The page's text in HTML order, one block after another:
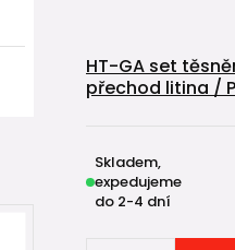
HT-GA set
přechod litina /
Skladem,
expedujeme
do 2-4 dní